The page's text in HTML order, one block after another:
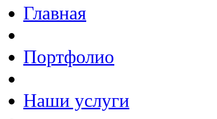
Главная
Портфолио
Наши услуги